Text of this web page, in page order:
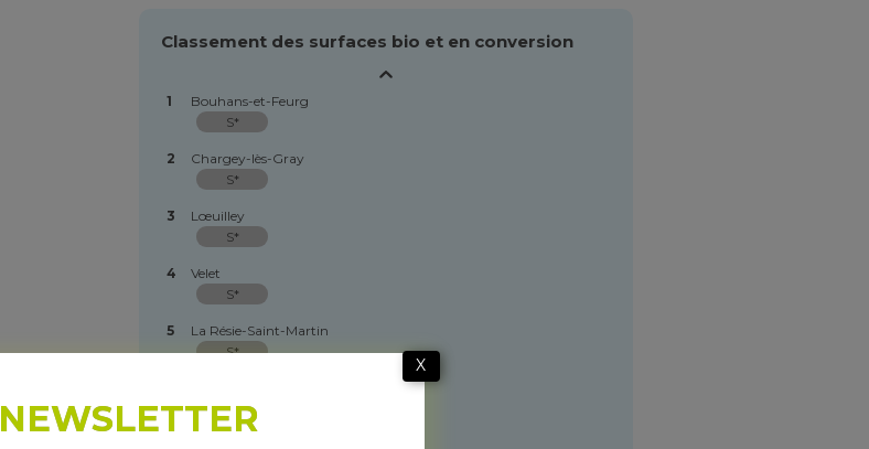
Classement des surfaces bio et en conversion
1
Bouhans-et-Feurg
S*
2
Chargey-lès-Gray
S*
3
Lœuilley
S*
4
Velet
S*
5
La Résie-Saint-Martin
S*
S*
NEWSLETTER
X